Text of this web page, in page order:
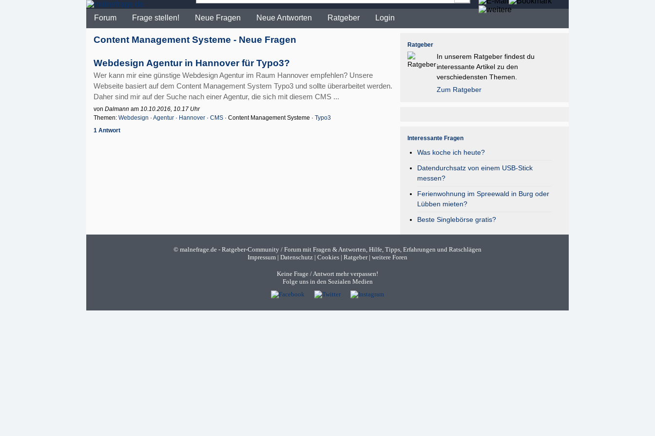
Forum Frage stellen! Neue Fragen Neue Antworten Ratgeber Login
Content Management Systeme - Neue Fragen
Webdesign Agentur in Hannover für Typo3?
Wer kann mir eine günstige Webdesign Agentur im Raum Hannover empfehlen? Unsere
Webseite basiert auf dem Content Management System Typo3 und sollte überarbeitet werden.
Daher sind mir auf der Suche nach einer Agentur, die sich mit diesem CMS ...
von Dalmann am 10.10.2016, 10.17 Uhr
Themen: Webdesign · Agentur · Hannover · CMS · Content Management Systeme · Typo3
1 Antwort
Ratgeber
In unserem Ratgeber findest du
interessante Artikel zu den
verschiedensten Themen.
Zum Ratgeber
Interessante Fragen
Was koche ich heute?
Datendurchsatz von einem USB-Stick
messen?
Ferienwohnung im Spreewald in Burg oder
Lübben mieten?
Beste Singlebörse gratis?
© malnefrage.de - Ratgeber-Community / Forum mit Fragen & Antworten, Hilfe, Tipps, Erfahrungen und Ratschlägen
Impressum | Datenschutz | Cookies | Ratgeber| weitere Foren
Keine Frage / Antwort mehr verpassen!
Folge uns in den Sozialen Medien